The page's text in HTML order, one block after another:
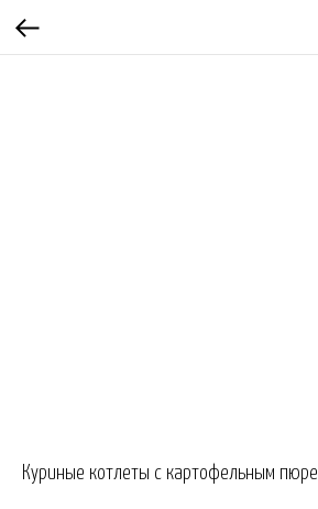
Куриные котлеты с картофельным пюре